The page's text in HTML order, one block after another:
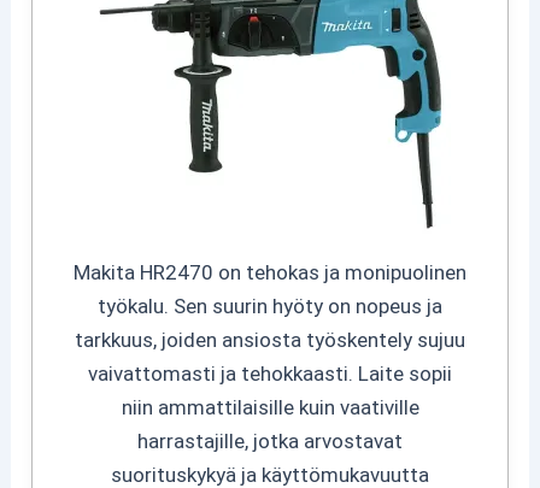
Makita HR2470 on tehokas ja monipuolinen
työkalu. Sen suurin hyöty on nopeus ja
tarkkuus, joiden ansiosta työskentely sujuu
vaivattomasti ja tehokkaasti. Laite sopii
niin ammattilaisille kuin vaativille
harrastajille, jotka arvostavat
suorituskykyä ja käyttömukavuutta